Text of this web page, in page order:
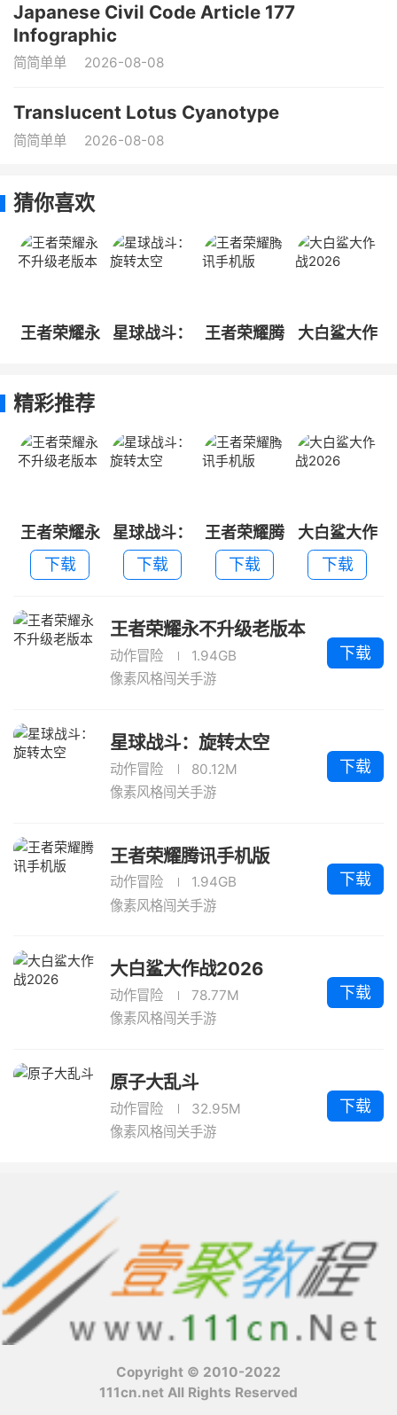
Japanese Civil Code Article 177
Infographic
简简单单 2026-08-08
Translucent Lotus Cyanotype
简简单单 2026-08-08
猜你喜欢
王者荣耀永
星球战斗：
王者荣耀腾
大白鲨大作
精彩推荐
王者荣耀永
不升级老版
本
下载
星球战斗：
旋转太空
下载
王者荣耀腾
讯手机版
下载
大白鲨大作
战2026
下载
王者荣耀永不升级老版本
动作冒险
1.94GB
像素风格闯关手游
下载
星球战斗：旋转太空
动作冒险
80.12M
像素风格闯关手游
下载
王者荣耀腾讯手机版
动作冒险
1.94GB
像素风格闯关手游
下载
大白鲨大作战2026
动作冒险
78.77M
像素风格闯关手游
下载
原子大乱斗
动作冒险
32.95M
像素风格闯关手游
下载
Copyright © 2010-2022
111cn.net All Rights Reserved